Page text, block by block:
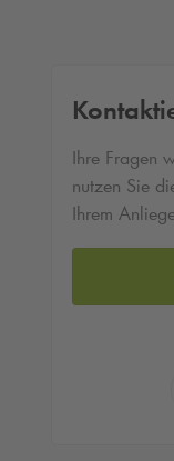
Ihre Fragen
nutzen Sie
Ihrem